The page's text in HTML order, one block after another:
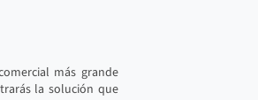
más grande
la solución que